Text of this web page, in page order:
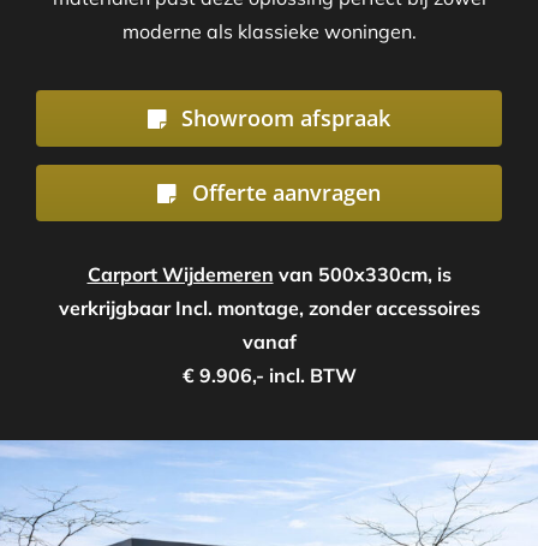
moderne als klassieke woningen.
Showroom afspraak
Offerte aanvragen
Carport Wijdemeren van 500x330cm, is
verkrijgbaar Incl. montage, zonder accessoires
vanaf
€ 9.906,- incl. BTW